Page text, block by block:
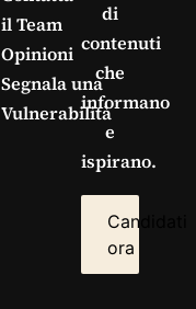
il Team
Opinioni
Segnala una
Vulnerabilità
di
contenuti
che
informano
e
ispirano.
Candidati
ora